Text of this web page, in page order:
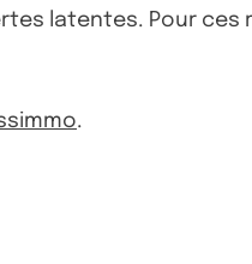
latentes. Pour ces
.